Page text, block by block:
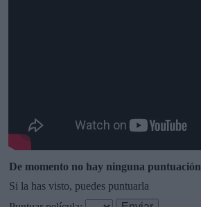
De momento no hay ninguna puntuación
Si la has visto, puedes puntuarla